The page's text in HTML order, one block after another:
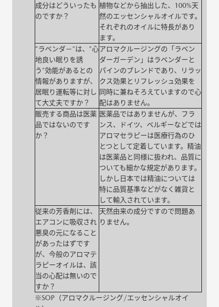
成分はどういったも
のですか？
植物などから抽出した、100%天
然のエッセンシャルオイルです。
それぞれのオイルに特長があり
ます。
”ラベンダ－”は、”心
地良い眠りを誘
う”効能があるとの
情報がありますが、
居眠り運転等に対し
て大丈夫ですか？
アロマクルージングの「ラベン
ダーガーデン」はラベンダーと
パインのブレンドであり、リラッ
クス効果とリフレッシュ効果を
同時に兼ねそろえていますので心
配はありません。
販売する商品は医薬
品ではないのです
か？
医薬品ではありませんが、フラ
ンス、ドイツ、ベルギーなどでは
アロマセラピーは医療行為のひ
とつとして定着しています。精油
は医薬品と同様に扱われ、品質に
ついても細かな規定があります。
しかし日本では精油については
特に品質基準などがなく雑貨と
して輸入されています。
従来の芳香剤には、
エアコンに吸収され
悪臭の元になること
があったはずです
が、今般のアロマテ
ラピーオイルは、該
当の心配は無いので
すか？
天然由来の成分ですので問題あ
りません。
※SOP（アロマクルージング/エッセンシャルオイ